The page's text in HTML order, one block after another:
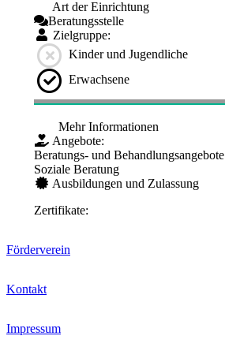
Art der Einrichtung
Beratungsstelle
Zielgruppe:
Kinder und Jugendliche
Erwachsene
Mehr Informationen
Angebote:
Beratungs- und Behandlungsangebote
Soziale Beratung
Ausbildungen und Zulassung
Zertifikate:
Förderverein
Kontakt
Impressum